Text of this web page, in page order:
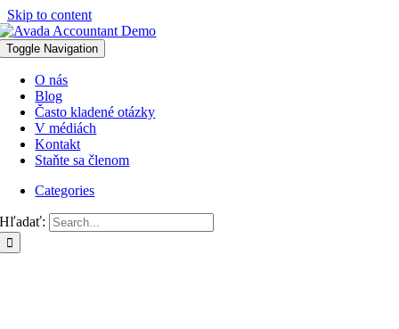
Skip to content
Toggle Navigation
O nás
Blog
Často kladené otázky
V médiách
Kontakt
Staňte sa členom
Categories
Hľadať: